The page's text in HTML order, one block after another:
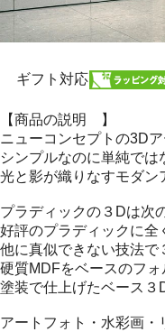
ギフト対応
【商品の説明 】
ニューコンセプトの3Dア
シンプルなのに単純では
光と影が織りなすモダン
プラディックの３Dは次
好評のプラディックに全
他に真似できない技法で
硬質MDFをベースのフ
塗装で仕上げたベース３
アートフォト・水彩画・